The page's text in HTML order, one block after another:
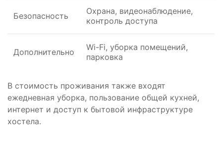
Безопасность
Охрана, видеонаблюдение,
контроль доступа
Дополнительно
Wi-Fi, уборка помещений,
парковка
В стоимость проживания также входят
ежедневная уборка, пользование общей кухней,
интернет и доступ к бытовой инфраструктуре
хостела.